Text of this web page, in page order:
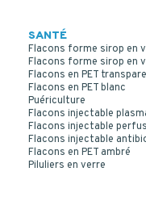
SANTÉ
Flacons forme sirop en
Flacons forme sirop en
Flacons en PET
Flacons en PET blanc
Puériculture
Flacons injectable
Flacons injectable
Flacons injectable
Flacons en PET ambré
Piluliers en verre